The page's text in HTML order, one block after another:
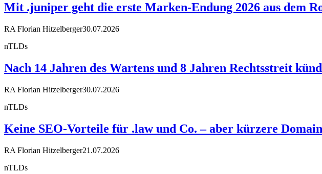
Mit .juniper geht die erste Marken-Endung 2026 aus dem
RA Florian Hitzelberger30.07.2026
nTLDs
Nach 14 Jahren des Wartens und 8 Jahren Rechtsstreit
RA Florian Hitzelberger30.07.2026
nTLDs
Keine SEO-Vorteile für .law und Co. – aber kürzere
RA Florian Hitzelberger21.07.2026
nTLDs